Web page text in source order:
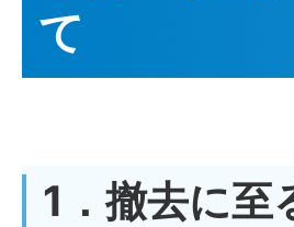
て
1．撤去に至